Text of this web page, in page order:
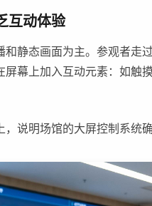
互动体验
静态画面为主。参观者走
幕上加入互动元素：如触
说明场馆的大屏控制系统